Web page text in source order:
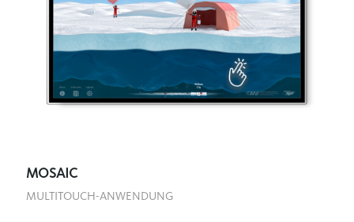
MOSAIC
MULTITOUCH-ANWENDUNG